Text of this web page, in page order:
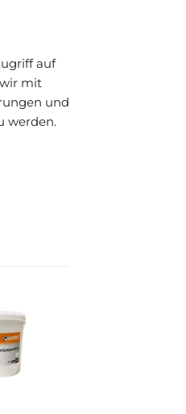
auf
mit
und
werden.